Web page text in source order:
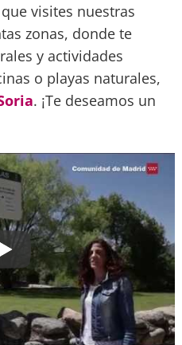
visites nuestras
zonas, donde te
y actividades
o playas naturales,
. ¡Te deseamos un